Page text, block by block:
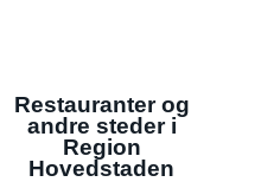
Restauranter og
andre steder i
Region
Hovedstaden